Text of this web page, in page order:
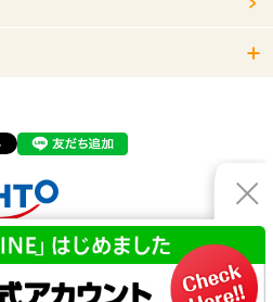
運営会社